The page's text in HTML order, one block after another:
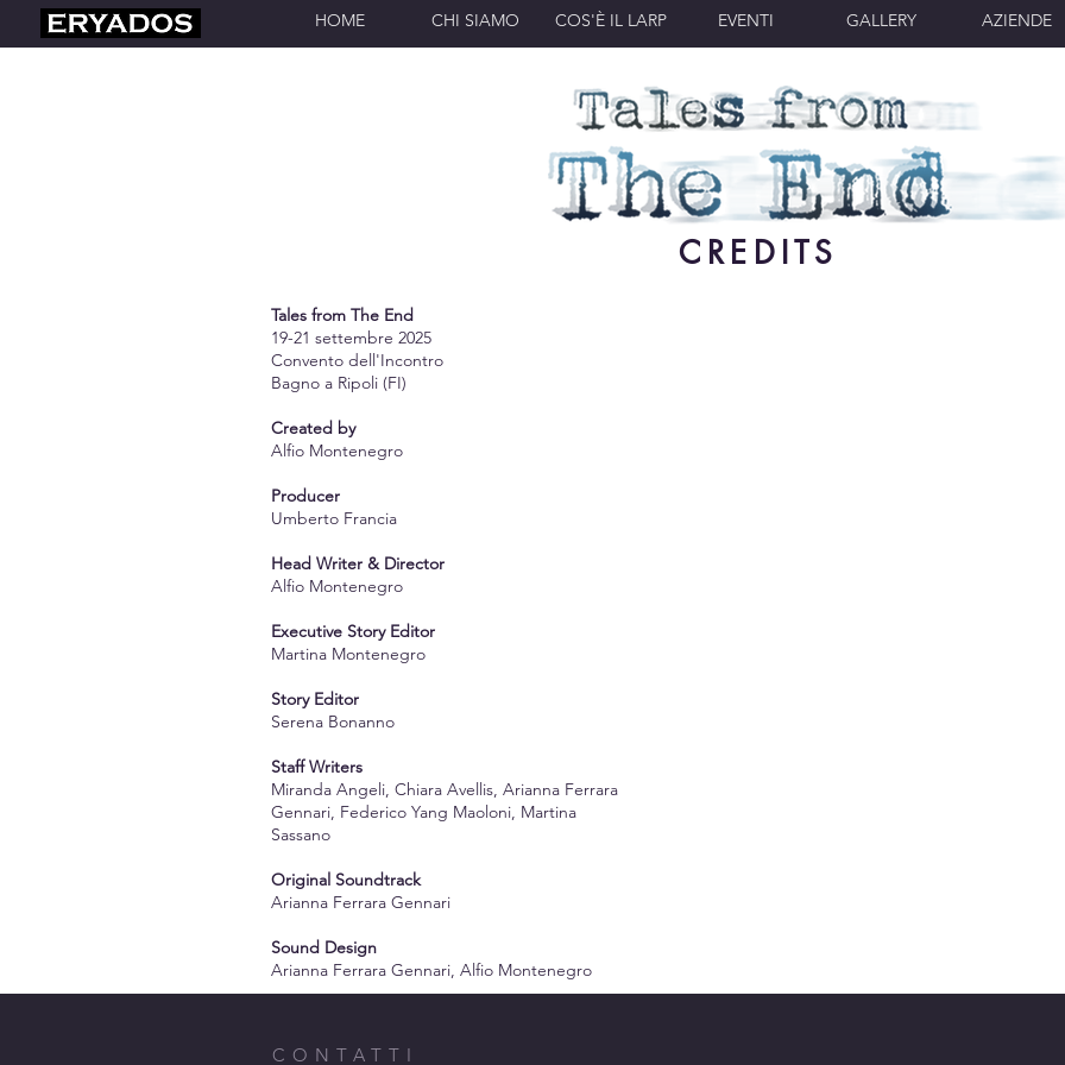
CREDITS
Tales from The End
19-21 settembre 2025
Convento dell'Incontro
Bagno a Ripoli (FI)
Created by
Alfio Montenegro
Producer
Umberto Francia
Head Writer & Director
Alfio Montenegro
Executive Story Editor
Martina Montenegro
Story Editor
Serena Bonanno
Staff Writers
Miranda Angeli, Chiara Avellis, Arianna Ferrara
Gennari, Federico Yang Maoloni, Martina
Sassano
Original Soundtrack
Arianna Ferrara Gennari
Sound Design
Arianna Ferrara Gennari, Alfio Montenegro
HOME CHI SIAMO COS'È IL LARP EVENTI GALLERY AZIENDE
CONTATTI